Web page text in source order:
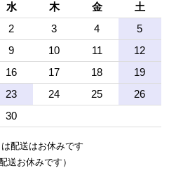
水 木 金
土
2 3 4
5
9 10 11
12
16 17 18
19
23 24 25
26
30
配送はお休みです
送お休みです）